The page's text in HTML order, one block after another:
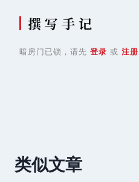
撰 写 手 记
暗房门已锁，请先 登录 或 注册
类似文章